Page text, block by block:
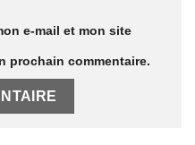
e-mail et mon site
prochain commentaire.